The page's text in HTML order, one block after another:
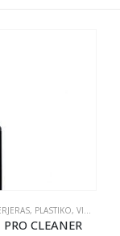
, PLASTIKO, VINILO IR GUMOS VALYMAS
CLEANER